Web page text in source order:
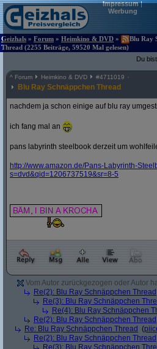
Impressum|
Werbung
Geizhals » Forum » Heimkino & DVD »
Blu Ray
Thread (2255 Beiträge, 59520 Mal gelesen)
Du
^ Forum Heimkino & DVD #4711019
Blu Ray Schnäppchen Thread
nachdem ja schon einige auf blu ray
ich fang mal an
pans labyrinth steelbook derzeit um
http://www.amazon.de/Pans-Labyrinth-
s=dvd&qid=1206737519&sr=8-5
Vom Autor zurückgezogen oder Autor
Re(2): Blu Ray Schnäppchen Thread
Re(3): Blu Ray Schnäppchen
Re(4): Blu Ray Schnäppchen
Re(2): Blu Ray Schnäppchen Thread
Re: Blu Ray Schnäppchen Thread (
Re(2): Blu Ray Schnäppchen Thread
Re(3): Blu Ray Schnäppchen